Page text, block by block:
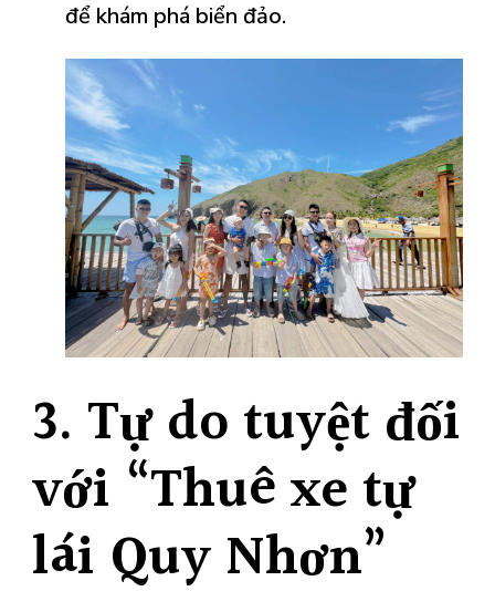
để khám phá biển đảo.
3. Tự do tuyệt đối
với “Thuê xe tự
lái Quy Nhơn”